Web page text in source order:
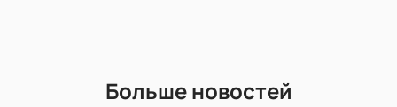
Больше новостей